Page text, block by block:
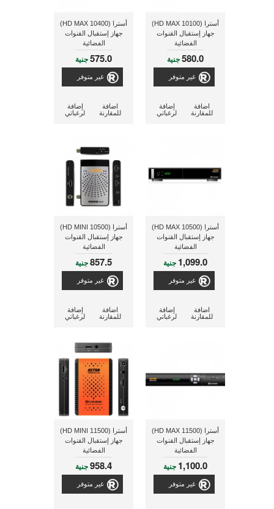
أسترا (10100 HD MAX)
جهاز إستقبال القنوات
الفضائية
580.0جنية
غير متوفر
إضافة
لرغباتي
اضافة
للمقارنة
أسترا (10400 HD MAX)
جهاز إستقبال القنوات
الفضائية
575.0جنية
غير متوفر
إضافة
لرغباتي
اضافة
للمقارنة
أسترا (10500 HD MAX)
جهاز إستقبال القنوات
الفضائية
1,099.0 جنية
غير متوفر
إضافة
لرغباتي
اضافة
للمقارنة
أسترا (10500 HD MINI)
جهاز إستقبال القنوات
الفضائية
857.5جنية
غير متوفر
إضافة
لرغباتي
اضافة
للمقارنة
أسترا (11500 HD MAX)
جهاز إستقبال القنوات
الفضائية
1,100.0 جنية
غير متوفر
أسترا (11500 HD MINI)
جهاز إستقبال القنوات
الفضائية
958.4جنية
غير متوفر